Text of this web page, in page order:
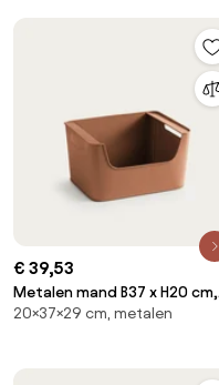
€ 39,53
Metalen mand B37 x H20 cm,
Arreglo
20×37×29 cm, metalen